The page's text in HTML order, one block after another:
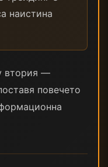
наистина
втория —
повечето